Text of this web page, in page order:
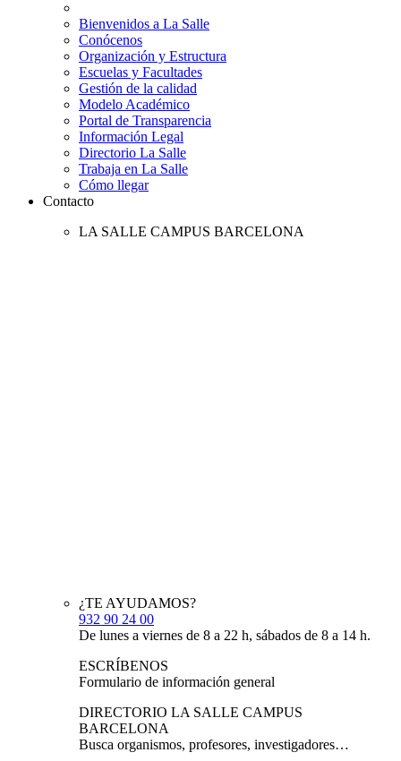
Bienvenidos a La Salle
Conócenos
Organización y Estructura
Escuelas y Facultades
Gestión de la calidad
Modelo Académico
Portal de Transparencia
Información Legal
Directorio La Salle
Trabaja en La Salle
Cómo llegar
Contacto
LA SALLE CAMPUS BARCELONA
¿TE AYUDAMOS?
932 90 24 00
De lunes a viernes de 8 a 22 h, sábados de 8 a 14 h.
ESCRÍBENOS
Formulario de información general
DIRECTORIO LA SALLE CAMPUS
BARCELONA
Busca organismos, profesores, investigadores…